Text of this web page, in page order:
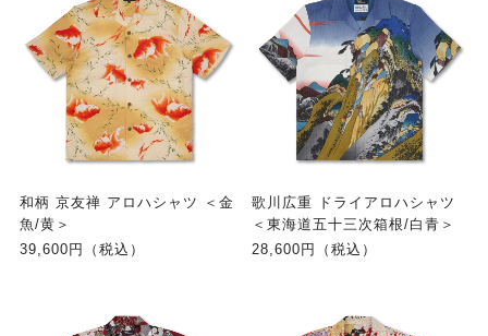
和柄 京友禅 アロハシャツ ＜金
魚/黄＞
39,600円（税込）
歌川広重 ドライアロハシャツ
＜東海道五十三次箱根/白青＞
28,600円（税込）